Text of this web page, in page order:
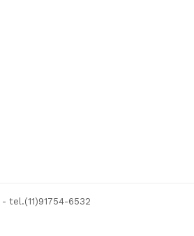
- tel.(11)91754-6532